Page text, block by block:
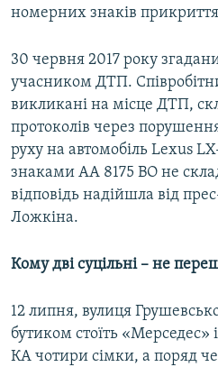
номерних знаків
30 червня 2017 року
учасником ДТП.
викликані на місце ДТП,
протоколів через
руху на автомобіль Lexus
знаками АА 8175 ВО не
відповідь надійшла від
Ложкіна.
Кому дві суцільні – не
12 липня, вулиця
бутиком стоїть «Мерседес»
КА чотири сімки, а поряд